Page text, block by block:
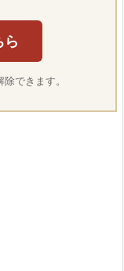
ら
できます。